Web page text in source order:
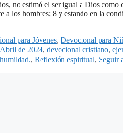
no estimó el ser igual a Dios como
a los hombres; 8 y estando en la
para Jóvenes, Devocional para
de 2024, devocional cristiano,
, Reflexión espiritual, Seguir